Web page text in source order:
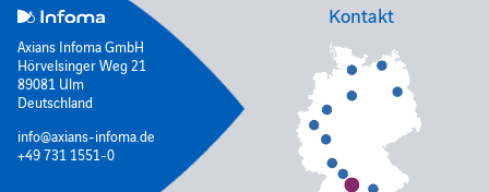
Axians Infoma GmbH
Hörvelsinger Weg 21
89081 Ulm
Deutschland
info@axians-infoma.de
+49 731 1551-0
Kontakt